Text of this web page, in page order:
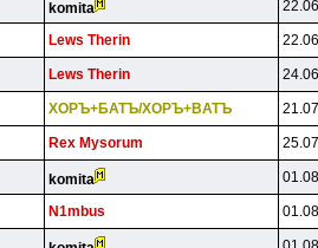
komita
Lews Therin
Lews Therin
XOPЪ+БATЪ/XOPЪ+BATЪ
Rex Mysorum
komita
N1mbus